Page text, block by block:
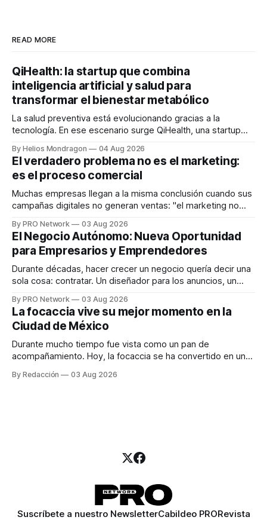
READ MORE
QiHealth: la startup que combina
inteligencia artificial y salud para
transformar el bienestar metabólico
La salud preventiva está evolucionando gracias a la
tecnología. En ese escenario surge QiHealth, una startup
dispositivos inteligentes, inteligencia artificial y monitoreo
en tiempo real para ayudar a las personas a tomar mejores
decisiones sobre su salud metabólica. Su propuesta busca
responder
By Helios Mondragon 04 Aug 2026
El verdadero problema no es el marketing:
es el proceso comercial
Muchas empresas llegan a la misma conclusión cuando sus
campañas digitales no generan ventas: "el marketing no
INTERIUS, el problema suele estar en otro lugar. Durante
una entrevista para el podcast SER PRO, el especialista en
marketing digital explicó que
By PRO Network 03 Aug 2026
El Negocio Autónomo: Nueva Oportunidad
para Empresarios y Emprendedores
Durante décadas, hacer crecer un negocio quería decir una
sola cosa: contratar. Un diseñador para los anuncios, un
para los textos, alguien que supiera de publicidad digital
para encontrar prospectos, un vendedor para atender
llamadas y mensajes, y —con suerte— una persona
By PRO Network 03 Aug 2026
La focaccia vive su mejor momento en la
Ciudad de México
Durante mucho tiempo fue vista como un pan de
acompañamiento. Hoy, la focaccia se ha convertido en uno
artesanal, ingredientes de calidad y experiencias que
By Redacción 03 Aug 2026
Suscríbete a nuestro NewsletterCabildeo PRORevista